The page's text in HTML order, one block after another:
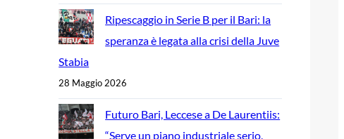
Ripescaggio in Serie B per il Bari: la
speranza è legata alla crisi della Juve
Stabia
28 Maggio 2026
Futuro Bari, Leccese a De Laurentiis:
“Serve un piano industriale serio,